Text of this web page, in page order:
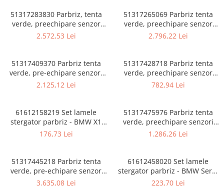
51317283830 Parbriz, tenta
verde, preechipare senzor
ploaie, RLSBS/HUD - BMW X3
2.572,53 Lei
51317265069 Parbriz tenta
verde, preechipare senzor
ploaie, RLSS/HUD/KAFAS -
2.796,22 Lei
51317409370 Parbriz tenta
verde, pre-echipare senzori
ploaie, lumina, anti-condens,
2.125,12 Lei
51317428718 Parbriz tenta
verde, preechipare senzor
ploaie, RLSBS - BMW X2 F39
782,94 Lei
61612158219 Set lamele
stergator parbriz - BMW X1
E84
176,73 Lei
51317475976 Parbriz tenta
verde, preechipare senzori
ploaie/lumina, anticondens,
1.286,26 Lei
51317445218 Parbriz tenta
verde, pre-echipare senzor
ploaie, CBDAS/HUD - BMW
3.635,08 Lei
61612458020 Set lamele
stergator parbriz - BMW Seria
6 F06 F12 F13 200,07 RON
223,70 Lei